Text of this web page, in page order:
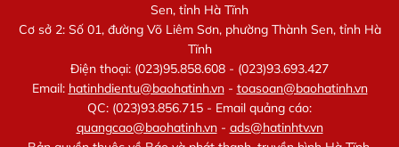
Sen, tỉnh Hà Tĩnh
Cơ sở 2: Số 01, đường Võ Liêm Sơn, phường Thành Sen, tỉnh Hà
Tĩnh
Điện thoại: (023)95.858.608 - (023)93.693.427
Email: hatinhdientu@baohatinh.vn- toasoan@baohatinh.vn
QC: (023)93.856.715 - Email quảng cáo:
quangcao@baohatinh.vn- ads@hatinhtv.vn